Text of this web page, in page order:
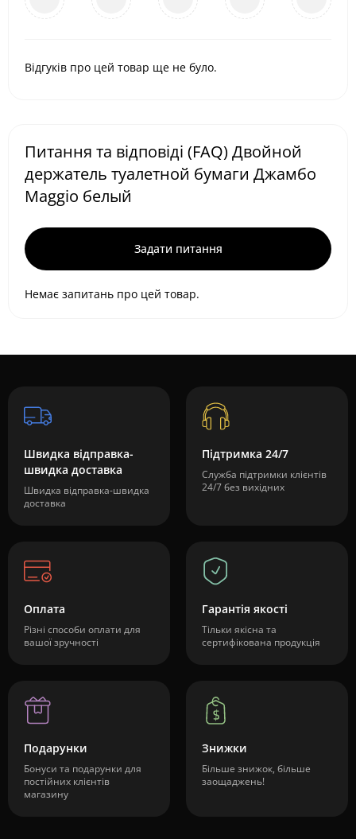
Відгуків про цей товар ще не було.
Питання та відповіді (FAQ) Двойной
держатель туалетной бумаги Джамбо
Maggio белый
Задати питання
Немає запитань про цей товар.
Швидка відправка-
швидка доставка
Швидка відправка-швидка
доставка
Підтримка 24/7
Служба підтримки клієнтів
24/7 без вихідних
Оплата
Різні способи оплати для
вашої зручності
Гарантія якості
Тільки якісна та
сертифікована продукція
Подарунки
Бонуси та подарунки для
постійних клієнтів
магазину
Знижки
Більше знижок, більше
заощаджень!